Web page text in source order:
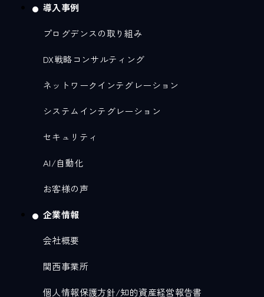
導入事例
プログデンスの取り組み
DX戦略コンサルティング
ネットワークインテグレーション
システムインテグレーション
セキュリティ
AI/自動化
お客様の声
企業情報
会社概要
関西事業所
個人情報保護方針/知的資産経営報告書